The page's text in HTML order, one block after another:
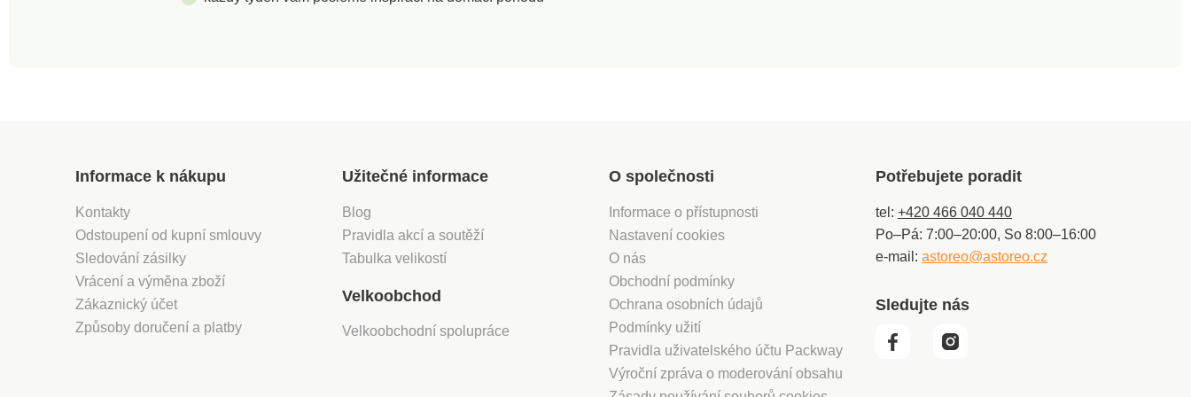
procesem šetrným k
Informace k nákupu
Kontakty
Odstoupení od kupní smlouvy
Sledování zásilky
Vrácení a výměna zboží
Zákaznický účet
Způsoby doručení a platby
Užitečné informace
Blog
Pravidla akcí a soutěží
Tabulka velikostí
Velkoobchod
Velkoobchodní spolupráce
O společnosti
Informace o přístupnosti
Nastavení cookies
O nás
Obchodní podmínky
Ochrana osobních údajů
Podmínky užití
Pravidla uživatelského účtu Packway
Výroční zpráva o moderování obsahu
Potřebujete poradit
tel: +420 466 040 440
Po–Pá: 7:00–20:00, So 8:00–16:00
e-mail: astoreo@astoreo.cz
Sledujte nás